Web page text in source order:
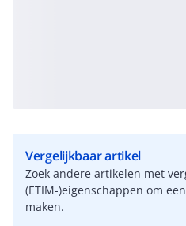
Vergelijkbaar artikel
Zoek andere artikelen met
(ETIM-)eigenschappen om
maken.